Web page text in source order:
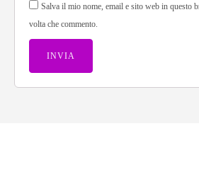
Salva il mio nome, email e sito web in questo
volta che commento.